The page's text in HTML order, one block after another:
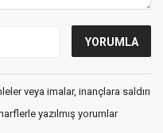
veya imalar, inançlara saldırı
yazılmış yorumlar